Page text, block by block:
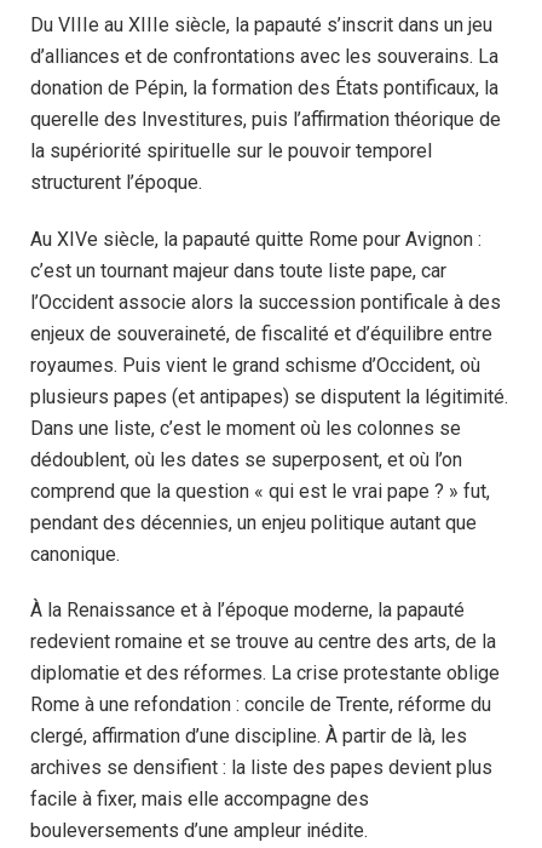
Du VIIIe au XIIIe siècle, la papauté s’inscrit dans un jeu
d’alliances et de confrontations avec les souverains. La
donation de Pépin, la formation des États pontificaux, la
querelle des Investitures, puis l’affirmation théorique de
la supériorité spirituelle sur le pouvoir temporel
structurent l’époque.
Au XIVe siècle, la papauté quitte Rome pour Avignon :
c’est un tournant majeur dans toute liste pape, car
l’Occident associe alors la succession pontificale à des
enjeux de souveraineté, de fiscalité et d’équilibre entre
royaumes. Puis vient le grand schisme d’Occident, où
plusieurs papes (et antipapes) se disputent la légitimité.
Dans une liste, c’est le moment où les colonnes se
dédoublent, où les dates se superposent, et où l’on
comprend que la question « qui est le vrai pape ? » fut,
pendant des décennies, un enjeu politique autant que
canonique.
À la Renaissance et à l’époque moderne, la papauté
redevient romaine et se trouve au centre des arts, de la
diplomatie et des réformes. La crise protestante oblige
Rome à une refondation : concile de Trente, réforme du
clergé, affirmation d’une discipline. À partir de là, les
archives se densifient : la liste des papes devient plus
facile à fixer, mais elle accompagne des
bouleversements d’une ampleur inédite.